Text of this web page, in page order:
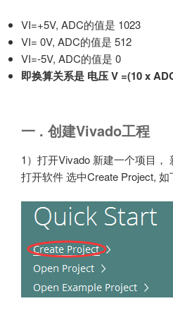
VI=+5V, ADC的值是 1023
VI= 0V, ADC的值是 512
VI=-5V, ADC的值是 0
即换算关系是 电压 V =(10 x
一 . 创建Vivado工程
1）打开Vivado 新建一个项目，
打开软件 选中Create Project,